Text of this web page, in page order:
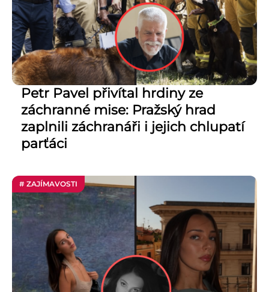
Petr Pavel přivítal hrdiny ze
záchranné mise: Pražský hrad
zaplnili záchranáři i jejich chlupatí
parťáci
# ZAJÍMAVOSTI